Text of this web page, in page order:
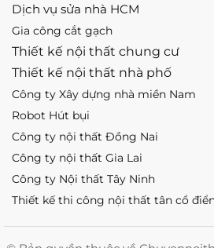
Dịch vụ sửa nhà HCM
Gia công cắt gạch
Thiết kế nội thất chung cư
Thiết kế nội thất nhà phố
Công ty Xây dựng nhà miền Nam
Robot Hút bụi
Công ty nội thất Đồng Nai
Công ty nội thất Gia Lai
Công ty Nội thất Tây Ninh
Thiết kế thi công nội thất tân cổ